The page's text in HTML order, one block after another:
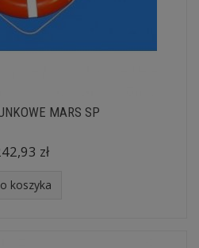
MARS SP
zł
koszyka